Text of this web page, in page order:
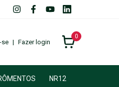
se | Fazer login
0
NR12